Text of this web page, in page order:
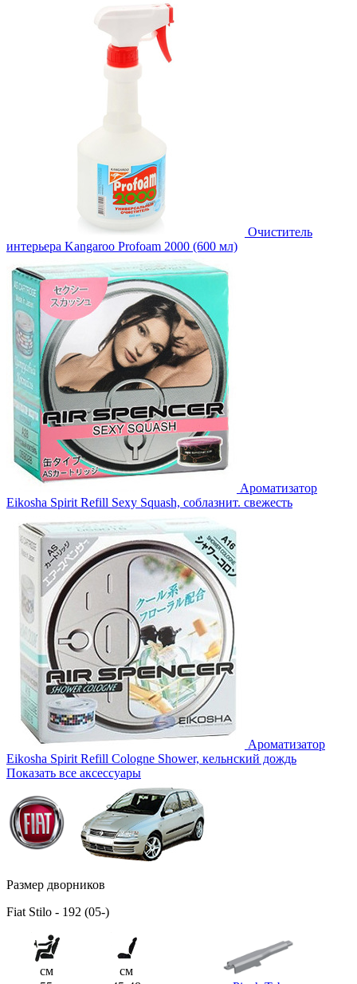
Очиститель
интерьера Kangaroo Profoam 2000 (600 мл)
Ароматизатор
Eikosha Spirit Refill Sexy Squash, соблазнит. свежесть
Ароматизатор
Eikosha Spirit Refill Cologne Shower, кельнский дождь
Показать все аксессуары
Размер дворников
Fiat Stilo - 192 (05-)
см
см